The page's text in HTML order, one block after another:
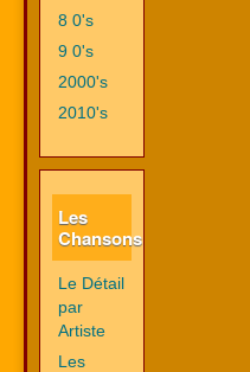
8 0's
9 0's
2000's
2010's
Les
Chansons
Le Détail
par
Artiste
Les